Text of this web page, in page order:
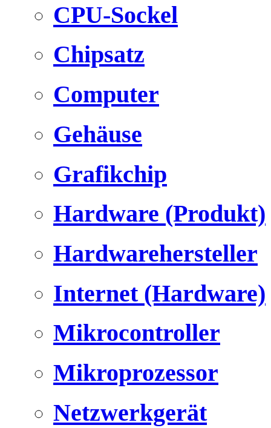
CPU-Sockel
Chipsatz
Computer
Gehäuse
Grafikchip
Hardware (Produkt)
Hardwarehersteller
Internet (Hardware)
Mikrocontroller
Mikroprozessor
Netzwerkgerät